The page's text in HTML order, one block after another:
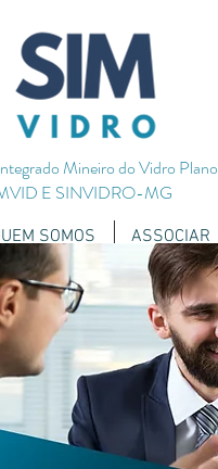
Mineiro do Vidro Plano
E SINVIDRO-MG
SOMOS ASSOCIAR